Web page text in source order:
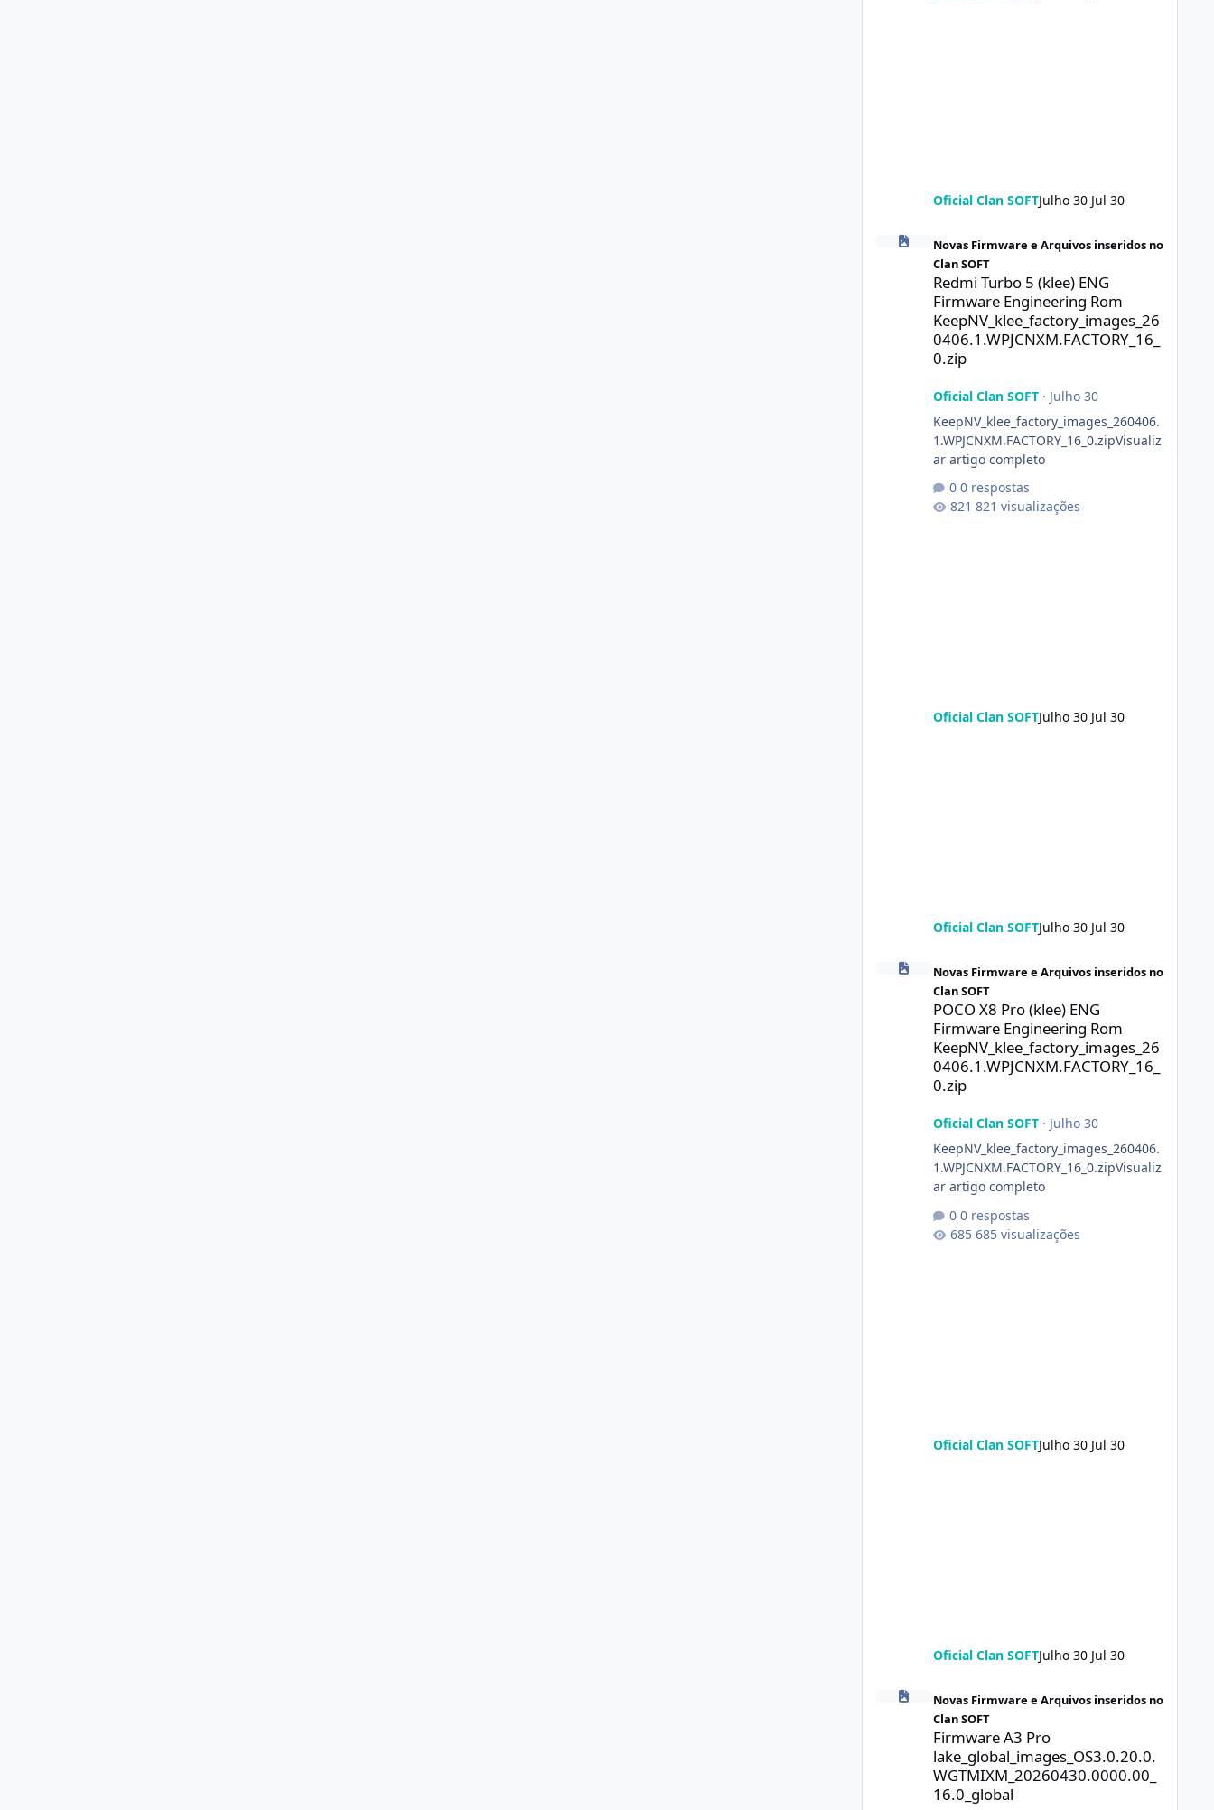
Oficial Clan SOFTJulho 30 Jul 30
Novas Firmware e Arquivos inseridos no
Clan SOFT
Redmi Turbo 5 (klee) ENG
Firmware Engineering Rom
KeepNV_klee_factory_images_26
0406.1.WPJCNXM.FACTORY_16_
0.zip
Oficial Clan SOFT· Julho 30
KeepNV_klee_factory_images_260406.
1.WPJCNXM.FACTORY_16_0.zipVisualiz
ar artigo completo
0 respostas
821 visualizações
Oficial Clan SOFTJulho 30 Jul 30
Oficial Clan SOFTJulho 30 Jul 30
POCO X8 Pro (klee) ENG Firmware Engineering Rom
Novas Firmware e Arquivos inseridos no
Clan SOFT
POCO X8 Pro (klee) ENG
Firmware Engineering Rom
KeepNV_klee_factory_images_26
0406.1.WPJCNXM.FACTORY_16_
0.zip
Oficial Clan SOFT· Julho 30
KeepNV_klee_factory_images_260406.
1.WPJCNXM.FACTORY_16_0.zipVisualiz
ar artigo completo
0 respostas
685 visualizações
Oficial Clan SOFTJulho 30 Jul 30
Oficial Clan SOFTJulho 30 Jul 30
Novas Firmware e Arquivos inseridos no
Clan SOFT
Firmware A3 Pro
lake_global_images_OS3.0.20.0.
WGTMIXM_20260430.0000.00_
16.0_global